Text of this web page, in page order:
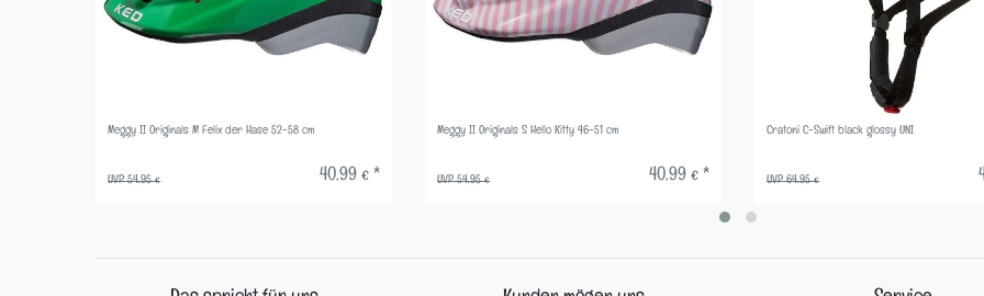
Meggy II Originals M Felix der Hase 52-58 cm
UVP 54,95 € 40,99 € *
Meggy II Originals S Hello Kitty 46-51 cm
UVP 54,95 € 40,99 € *
Cratoni C-Swift black glossy UNI
UVP 64,95 €